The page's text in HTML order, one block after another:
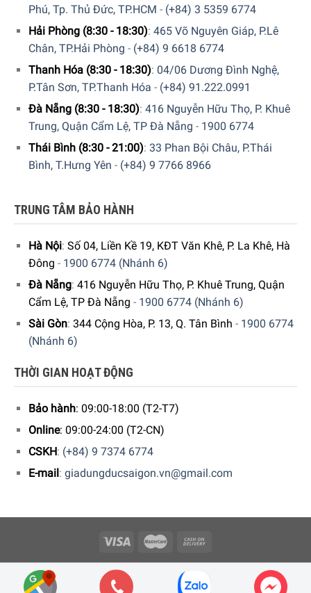
Thống Chống Bám Bột Cà Phê
Hệ thống LatteCrema tự động
Ngoài khả năng tạo ra Esspresso tuyệt vời với lớp Crema
cà phê vàng hấp dẫn. Hệ thống tạo bọt sữa tự động của
DeLonghi Magnifica ESAM 3500 giúp bạn có ngay một ly
cappuccino bông mịn, latte macchiato hấp dẫn hay
Phú, Tp. Thủ Đức, TP.HCM - (+84) 3 5359 6774
Hải Phòng (8:30 - 18:30): 465 Võ Nguyên Giáp, P.Lê
Chân, TP.Hải Phòng - (+84) 9 6618 6774
Thanh Hóa (8:30 - 18:30): 04/06 Dương Đình Nghệ,
P.Tân Sơn, TP.Thanh Hóa - (+84) 91.222.0991
Đà Nẵng (8:30 - 18:30): 416 Nguyễn Hữu Thọ, P. Khuê
Trung, Quận Cẩm Lệ, TP Đà Nẵng - 1900 6774
Thái Bình (8:30 - 21:00): 33 Phan Bội Châu, P.Thái
Bình, T.Hưng Yên - (+84) 9 7766 8966
TRUNG TÂM BẢO HÀNH
Hà Nội: Số 04, Liền Kề 19, KĐT Văn Khê, P. La Khê, Hà
Đông - 1900 6774 (Nhánh 6)
Đà Nẵng: 416 Nguyễn Hữu Thọ, P. Khuê Trung, Quận
Cẩm Lệ, TP Đà Nẵng - 1900 6774 (Nhánh 6)
Sài Gòn: 344 Cộng Hòa, P. 13, Q. Tân Bình - 1900 6774
(Nhánh 6)
THỜI GIAN HOẠT ĐỘNG
Bảo hành: 09:00-18:00 (T2-T7)
Online: 09:00-24:00 (T2-CN)
CSKH: (+84) 9 7374 6774
E-mail : giadungducsaigon.vn@gmail.com
Copyright 2026 © Công ty Cổ phần Minh Housewares - ĐKKD số